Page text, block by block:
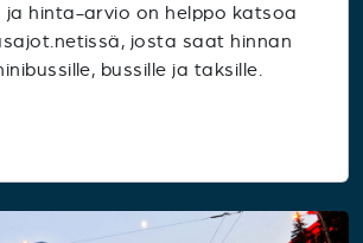
ja hinta-arvio on helppo katsoa
josta saat hinnan
bussille ja taksille.